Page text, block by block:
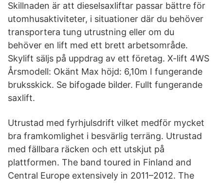
Skillnaden är att dieselsaxliftar passar bättre för
utomhusaktiviteter, i situationer där du behöver
transportera tung utrustning eller om du
behöver en lift med ett brett arbetsområde.
Skylift säljs på uppdrag av ett företag. X-lift 4WS
Årsmodell: Okänt Max höjd: 6,10m I fungerande
bruksskick. Se bifogade bilder. Fullt fungerande
saxlift.
Utrustad med fyrhjulsdrift vilket medför mycket
bra framkomlighet i besvärlig terräng. Utrustad
med fällbara räcken och ett utskjut på
plattformen. The band toured in Finland and
Central Europe extensively in 2011–2012. The